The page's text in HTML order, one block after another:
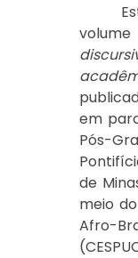
em
Pós-
de
meio
Afro-